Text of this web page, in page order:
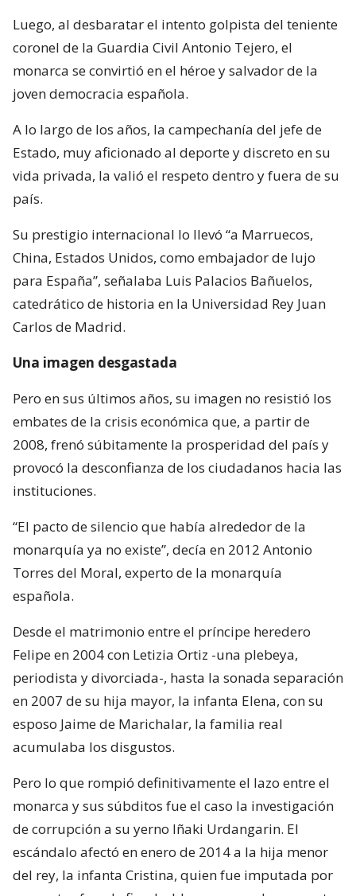
Luego, al desbaratar el intento golpista del teniente
coronel de la Guardia Civil Antonio Tejero, el
monarca se convirtió en el héroe y salvador de la
joven democracia española.
A lo largo de los años, la campechanía del jefe de
Estado, muy aficionado al deporte y discreto en su
vida privada, la valió el respeto dentro y fuera de su
país.
Su prestigio internacional lo llevó “a Marruecos,
China, Estados Unidos, como embajador de lujo
para España”, señalaba Luis Palacios Bañuelos,
catedrático de historia en la Universidad Rey Juan
Carlos de Madrid.
Una imagen desgastada
Pero en sus últimos años, su imagen no resistió los
embates de la crisis económica que, a partir de
2008, frenó súbitamente la prosperidad del país y
provocó la desconfianza de los ciudadanos hacia las
instituciones.
“El pacto de silencio que había alrededor de la
monarquía ya no existe”, decía en 2012 Antonio
Torres del Moral, experto de la monarquía
española.
Desde el matrimonio entre el príncipe heredero
Felipe en 2004 con Letizia Ortiz -una plebeya,
periodista y divorciada-, hasta la sonada separación
en 2007 de su hija mayor, la infanta Elena, con su
esposo Jaime de Marichalar, la familia real
acumulaba los disgustos.
Pero lo que rompió definitivamente el lazo entre el
monarca y sus súbditos fue el caso la investigación
de corrupción a su yerno Iñaki Urdangarin. El
escándalo afectó en enero de 2014 a la hija menor
del rey, la infanta Cristina, quien fue imputada por